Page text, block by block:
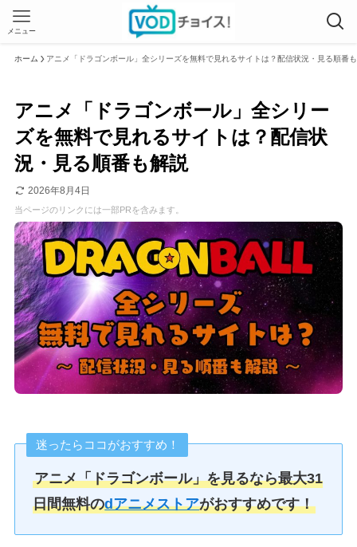
メニュー
ホーム アニメ「ドラゴンボール」全シリーズを無料で見れるサイトは？配信状況・見る順番
アニメ「ドラゴンボール」全シリー
ズを無料で見れるサイトは？配信状
況・見る順番も解説
2026年8月4日
当ページのリンクには一部PRを含みます。
迷ったらココがおすすめ！
アニメ「ドラゴンボール」を見るなら最大31
日間無料のdアニメストアがおすすめです！